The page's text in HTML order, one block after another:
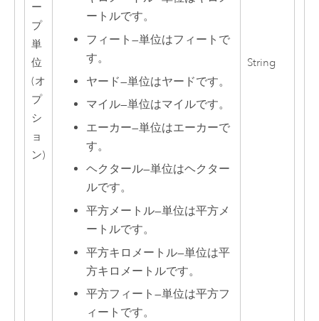
ー
プ
単
位
(オ
プ
シ
ョ
ン)
ートルです。
フィート—単位はフィートで
す。
ヤード—単位はヤードです。
マイル—単位はマイルです。
エーカー—単位はエーカーで
す。
ヘクタール—単位はヘクター
ルです。
平方メートル—単位は平方メ
ートルです。
平方キロメートル—単位は平
方キロメートルです。
平方フィート—単位は平方フ
ィートです。
String